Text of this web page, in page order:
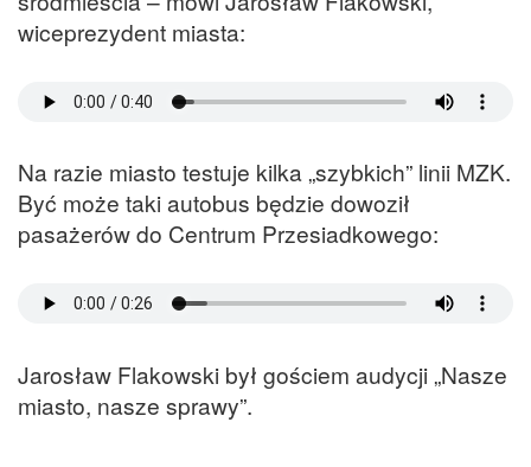
wiceprezydent miasta:
Na razie miasto testuje kilka „szybkich” linii MZK.
Być może taki autobus będzie dowoził
pasażerów do Centrum Przesiadkowego:
Jarosław Flakowski był gościem audycji „Nasze
miasto, nasze sprawy”.